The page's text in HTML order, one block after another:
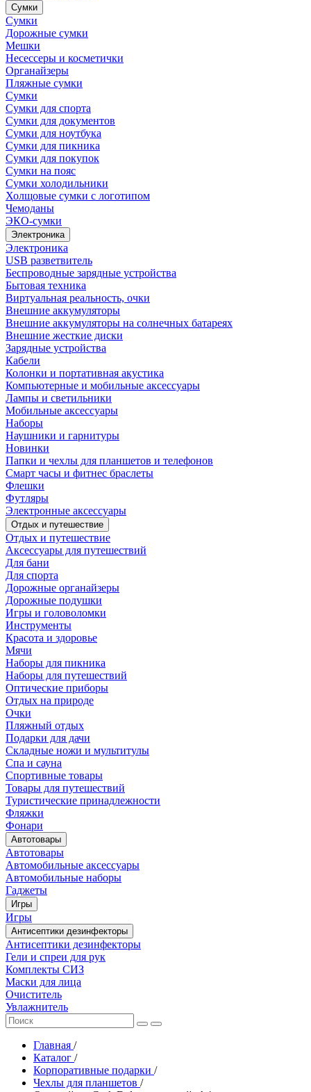
Сумки
Сумки
Дорожные сумки
Мешки
Несессеры и косметички
Органайзеры
Пляжные сумки
Сумки
Сумки для спорта
Сумки для документов
Сумки для ноутбука
Сумки для пикника
Сумки для покупок
Сумки на пояс
Сумки холодильники
Холщовые сумки с логотипом
Чемоданы
ЭКО-сумки
Электроника
Электроника
USB разветвитель
Беспроводные зарядные устройства
Бытовая техника
Виртуальная реальность, очки
Внешние аккумуляторы
Внешние аккумуляторы на солнечных батареях
Внешние жесткие диски
Зарядные устройства
Кабели
Колонки и портативная акустика
Компьютерные и мобильные аксессуары
Лампы и светильники
Мобильные аксессуары
Наборы
Наушники и гарнитуры
Новинки
Папки и чехлы для планшетов и телефонов
Смарт часы и фитнес браслеты
Флешки
Футляры
Электронные аксессуары
Отдых и путешествие
Отдых и путешествие
Аксессуары для путешествий
Для бани
Для спорта
Дорожные органайзеры
Дорожные подушки
Игры и головоломки
Инструменты
Красота и здоровье
Мячи
Наборы для пикника
Наборы для путешествий
Оптические приборы
Отдых на природе
Очки
Пляжный отдых
Подарки для дачи
Складные ножи и мультитулы
Спа и сауна
Спортивные товары
Товары для путешествий
Туристические принадлежности
Фляжки
Фонари
Автотовары
Автотовары
Автомобильные аксессуары
Автомобильные наборы
Гаджеты
Игры
Игры
Антисептики дезинфекторы
Антисептики дезинфекторы
Гели и спреи для рук
Комплекты СИЗ
Маски для лица
Очиститель
Увлажнитель
Главная /
Каталог /
Корпоративные подарки /
Чехлы для планшетов /